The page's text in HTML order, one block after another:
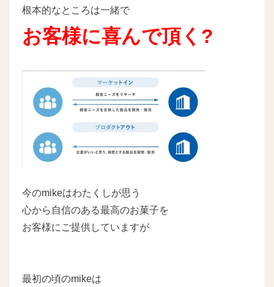
根本的なところは一緒で
お客様に喜んで頂く?
今のmikeはわたくしが思う
心から自信のある最高のお菓子を
お客様にご提供していますが
最初の頃のmikeは